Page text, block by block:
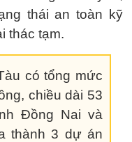
thái an toàn kỹ
thác tạm.
có tổng mức
chiều dài 53
Đồng Nai và
thành 3 dự án